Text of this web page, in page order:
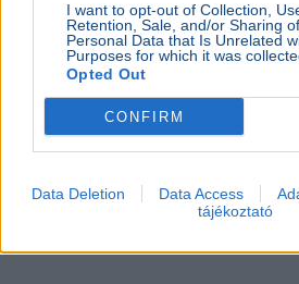
I want to opt-out of Collection,
Retention, Sale, and/or Sharing
Personal Data that Is Unrelated
Purposes for which it was
Opted Out
CONFIRM
Data Deletion Data Access
tájékoztató